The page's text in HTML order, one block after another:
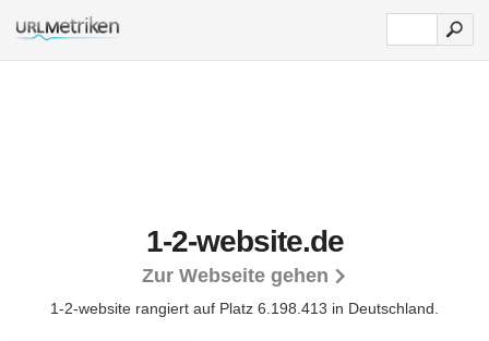
1-2-website.de
Zur Webseite gehen
1-2-website rangiert auf Platz 6.198.413 in Deutschland.